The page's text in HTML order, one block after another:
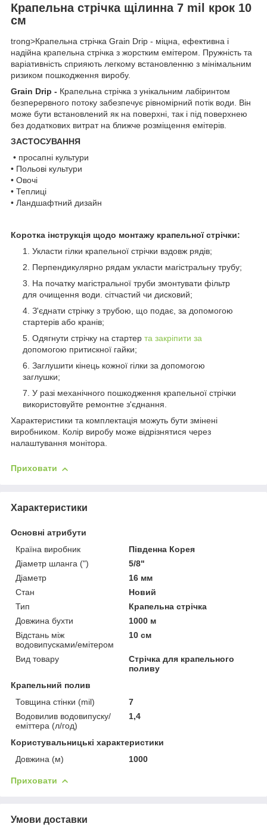
Крапельна стрічка щілинна 7 mil крок 10
см
trong>Крапельна стрічка Grain Drip - міцна, ефективна і
надійна крапельна стрічка з жорстким емітером. Пружність та
варіативність сприяють легкому встановленню з мінімальним
ризиком пошкодження виробу.
Grain Drip - Крапельна стрічка з унікальним лабіринтом
безперервного потоку забезпечує рівномірний потік води. Він
може бути встановлений як на поверхні, так і під поверхнею
без додаткових витрат на ближче розміщення емітерів.
ЗАСТОСУВАННЯ
• просапні культури
• Польові культури
• Овочі
• Теплиці
• Ландшафтний дизайн
Коротка інструкція щодо монтажу крапельної стрічки:
Укласти гілки крапельної стрічки вздовж рядів;
Перпендикулярно рядам укласти магістральну трубу;
На початку магістральної труби змонтувати фільтр
для очищення води. сітчастий чи дисковий;
З'єднати стрічку з трубою, що подає, за допомогою
стартерів або кранів;
Одягнути стрічку на стартер та закріпити за
допомогою притискної гайки;
Заглушити кінець кожної гілки за допомогою
заглушки;
У разі механічного пошкодження крапельної стрічки
використовуйте ремонтне з'єднання.
Характеристики та комплектація можуть бути змінені
виробником. Колір виробу може відрізнятися через
налаштування монітора.
Приховати
Характеристики
Основні атрибути
Країна виробник
Південна Корея
Діаметр шланга (")
5/8"
Діаметр
16 мм
Стан
Новий
Тип
Крапельна стрічка
Довжина бухти
1000 м
Відстань між
водовипусками/емітером
10 см
Вид товару
Стрічка для крапельного
поливу
Крапельний полив
Товщина стінки (mil)
7
Водовилив водовипуску/
еміттера (л/год)
1,4
Користувальницькі характеристики
Довжина (м)
1000
Приховати
Умови доставки